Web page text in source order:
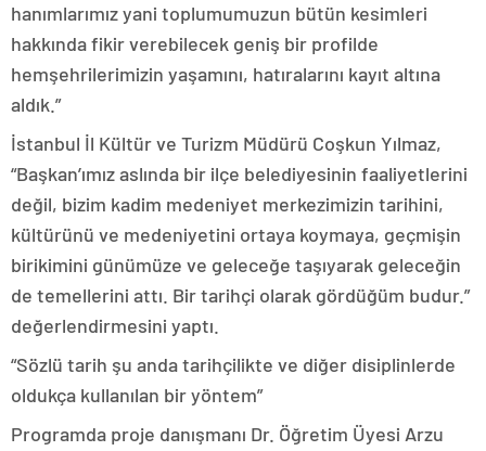
hanımlarımız yani toplumumuzun bütün kesimleri
hakkında fikir verebilecek geniş bir profilde
hemşehrilerimizin yaşamını, hatıralarını kayıt altına
aldık.”
İstanbul İl Kültür ve Turizm Müdürü Coşkun Yılmaz,
“Başkan’ımız aslında bir ilçe belediyesinin faaliyetlerini
değil, bizim kadim medeniyet merkezimizin tarihini,
kültürünü ve medeniyetini ortaya koymaya, geçmişin
birikimini günümüze ve geleceğe taşıyarak geleceğin
de temellerini attı. Bir tarihçi olarak gördüğüm budur.”
değerlendirmesini yaptı.
“Sözlü tarih şu anda tarihçilikte ve diğer disiplinlerde
oldukça kullanılan bir yöntem”
Programda proje danışmanı Dr. Öğretim Üyesi Arzu